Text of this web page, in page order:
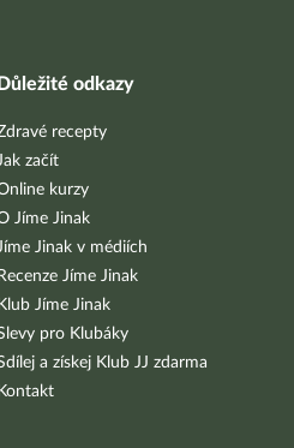
Důležité odkazy
recepty
začít
kurzy
Jíme Jinak
Jinak v médiích
Recenze Jíme Jinak
Klub Jíme Jinak
pro Klubáky
a získej Klub JJ zdarma
Kontakt